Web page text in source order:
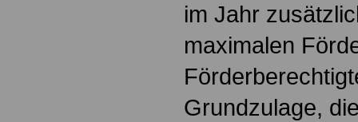
im Jahr
maximalen
Grundzulage,